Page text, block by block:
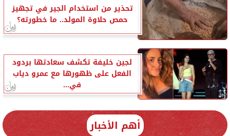
تحذير من استخدام الجير في تجهيز
حمص حلاوة المولد.. ما خطورته؟
لجين خليفة تكشف سعادتها بردود
الفعل على ظهورها مع عمرو دياب
في...
أهم الأخبار